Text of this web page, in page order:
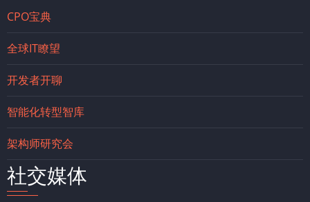
CPO宝典
全球IT瞭望
开发者开聊
智能化转型智库
架构师研究会
社交媒体